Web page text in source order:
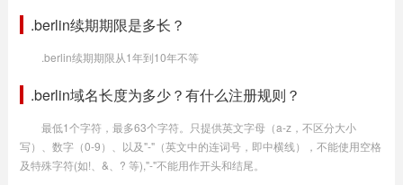
.berlin续期期限是多长？
.berlin续期期限从1年到10年不等
.berlin域名长度为多少？有什么注册规则？
最低1个字符，最多63个字符。只提供英文字母（a-z，不区分大小
写）、数字（0-9）、以及"-"（英文中的连词号，即中横线），不能使用空格
及特殊字符(如!、&、? 等),"-"不能用作开头和结尾。